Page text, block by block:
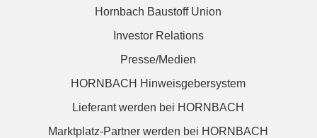
Hornbach Baustoff Union
Investor Relations
Presse/Medien
HORNBACH Hinweisgebersystem
Lieferant werden bei HORNBACH
Marktplatz-Partner werden bei HORNBACH